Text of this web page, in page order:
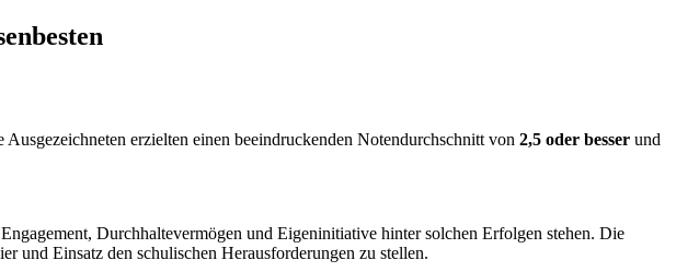
erzielten einen beeindruckenden Notendurchschnitt von 2,5 oder besser und
Durchhaltevermögen und Eigeninitiative hinter solchen Erfolgen stehen. Die
und Einsatz den schulischen Herausforderungen zu stellen.